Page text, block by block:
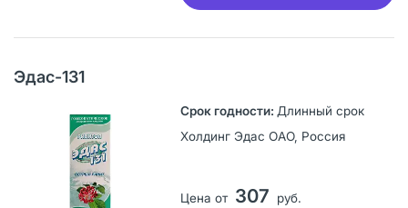
Эдас-131
Длинный срок
Холдинг Эдас ОАО, Россия
Цена от 307 руб.